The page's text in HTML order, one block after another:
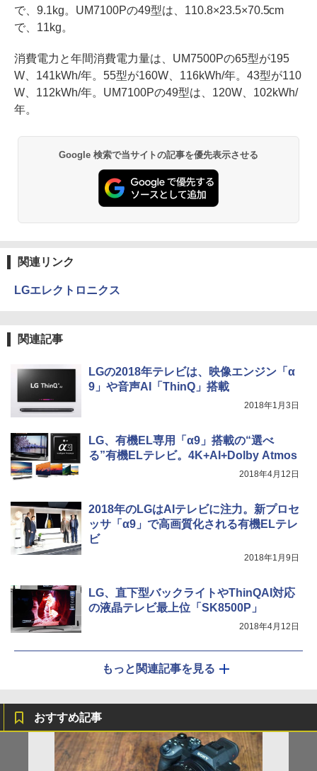
で、9.1kg。UM7100Pの49型は、110.8×23.5×70.5cm
で、11kg。
消費電力と年間消費電力量は、UM7500Pの65型が195
W、141kWh/年。55型が160W、116kWh/年。43型が110
W、112kWh/年。UM7100Pの49型は、120W、102kWh/
年。
Google 検索で当サイトの記事を優先表示させる
関連リンク
LGエレクトロニクス
関連記事
LGの2018年テレビは、映像エンジン「α
9」や音声AI「ThinQ」搭載
2018年1月3日
LG、有機EL専用「α9」搭載の“選べ
る”有機ELテレビ。4K+AI+Dolby Atmos
2018年4月12日
2018年のLGはAIテレビに注力。新プロセ
ッサ「α9」で高画質化される有機ELテレ
ビ
2018年1月9日
LG、直下型バックライトやThinQAI対応
の液晶テレビ最上位「SK8500P」
2018年4月12日
もっと関連記事を見る
おすすめ記事